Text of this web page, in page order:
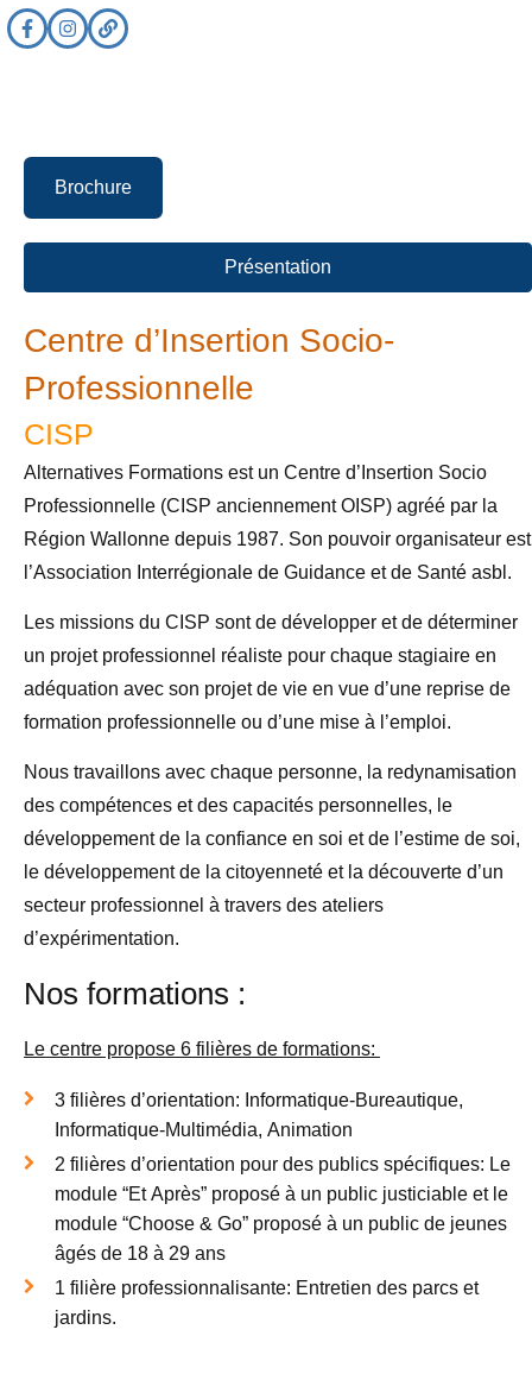
Brochure
Présentation
Centre d’Insertion Socio-
Professionnelle
CISP
Alternatives Formations est un Centre d’Insertion Socio
Professionnelle (CISP anciennement OISP) agréé par la
Région Wallonne depuis 1987. Son pouvoir organisateur est
l’Association Interrégionale de Guidance et de Santé asbl.
Les missions du CISP sont de développer et de déterminer
un projet professionnel réaliste pour chaque stagiaire en
adéquation avec son projet de vie en vue d’une reprise de
formation professionnelle ou d’une mise à l’emploi.
Nous travaillons avec chaque personne, la redynamisation
des compétences et des capacités personnelles, le
développement de la confiance en soi et de l’estime de soi,
le développement de la citoyenneté et la découverte d’un
secteur professionnel à travers des ateliers
d’expérimentation.
Nos formations :
Le centre propose 6 filières de formations:
3 filières d’orientation: Informatique-Bureautique,
Informatique-Multimédia, Animation
2 filières d’orientation pour des publics spécifiques: Le
module “Et Après” proposé à un public justiciable et le
module “Choose & Go” proposé à un public de jeunes
âgés de 18 à 29 ans
1 filière professionnalisante: Entretien des parcs et
jardins.